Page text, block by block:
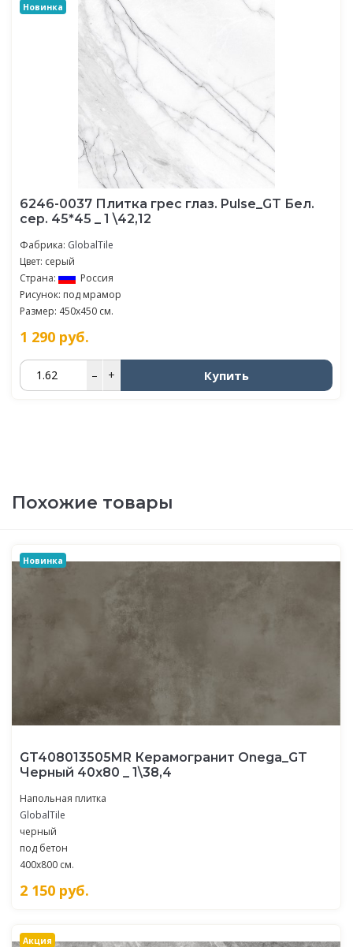
Новинка
6246-0037 Плитка грес глаз. Pulse_GT Бел.
сер. 45*45 _ 1 \42,12
Фабрика: GlobalTile
Цвет: серый
Страна:
Россия
Рисунок: под мрамор
Размер: 450x450 см.
1 290 руб.
– + Купить
Похожие товары
Новинка
GT408013505MR Керамогранит Onega_GT
Черный 40x80 _ 1\38,4
Напольная плитка
GlobalTile
черный
под бетон
400x800 см.
2 150 руб.
Акция